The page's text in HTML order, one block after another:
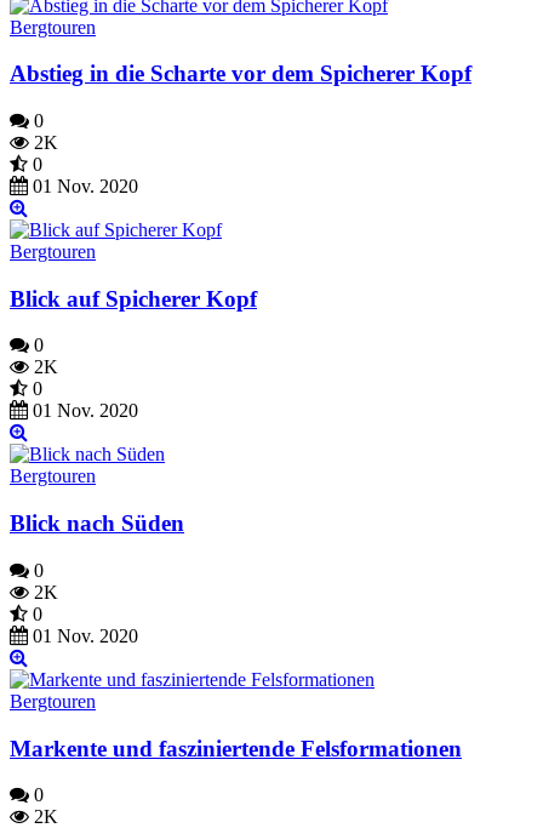
Bergtouren
Abstieg in die Scharte vor dem Spicherer Kopf
0
2K
0
01 Nov. 2020
Bergtouren
Blick auf Spicherer Kopf
0
2K
0
01 Nov. 2020
Bergtouren
Blick nach Süden
0
2K
0
01 Nov. 2020
Bergtouren
Markente und fasziniertende Felsformationen
0
2K